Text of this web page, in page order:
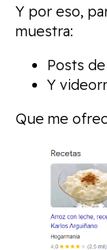
Y por eso,
muestra:
Posts
Y
Que me